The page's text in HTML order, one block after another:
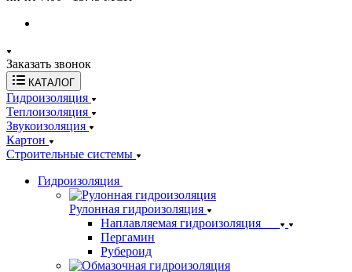
Заказать звонок
КАТАЛОГ
Гидроизоляция
Теплоизоляция
Звукоизоляция
Картон
Строительные системы
Гидроизоляция
Рулонная гидроизоляция
Наплавляемая гидроизоляция
Пергамин
Рубероид